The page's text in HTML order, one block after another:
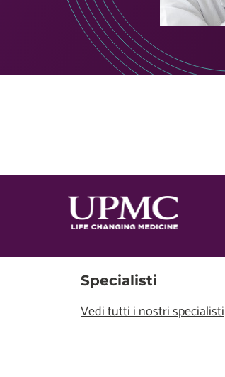
Specialisti
Vedi tutti i nostri specialisti